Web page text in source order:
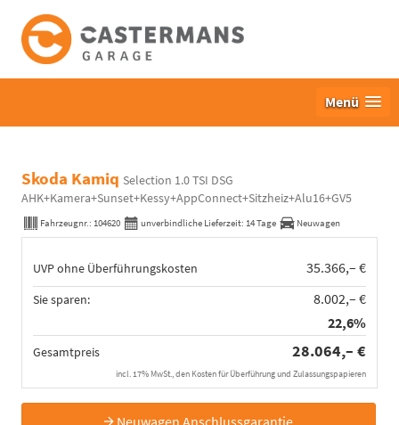
Menü
Skoda Kamiq Selection 1.0 TSI DSG
AHK+Kamera+Sunset+Kessy+AppConnect+Sitzheiz+Alu16+GV5
Fahrzeugnr.: 104620 unverbindliche Lieferzeit: 14 Tage Neuwagen
UVP ohne Überführungskosten 35.366,– €
Sie sparen:
8.002,– €
22,6%
Gesamtpreis 28.064,– €
incl. 17% MwSt., den Kosten für Überführung und Zulassungspapieren